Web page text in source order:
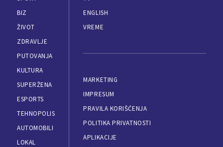
BIZ
ŽIVOT
ZDRAVLJE
PUTOVANJA
KULTURA
SUPERŽENA
ESPORTS
TEHNOPOLIS
AUTOMOBILI
LOKAL
ENGLISH
VREME
MARKETING
IMPRESUM
PRAVILA KORIŠĆENJA
POLITIKA PRIVATNOSTI
APLIKACIJE